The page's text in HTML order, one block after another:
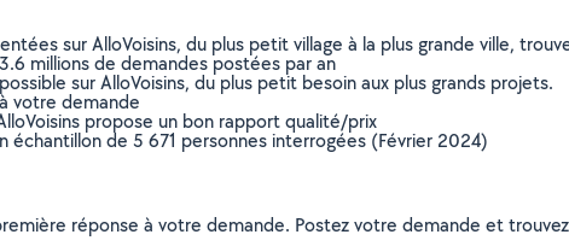
sur AlloVoisins, du plus petit village à la plus grande ville,
millions de demandes postées par an
sur AlloVoisins, du plus petit besoin aux plus grands projets.
votre demande
propose un bon rapport qualité/prix
échantillon de 5 671 personnes interrogées (Février 2024)
réponse à votre demande. Postez votre demande et